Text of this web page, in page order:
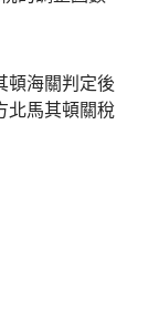
頓海關判定後
北馬其頓關稅